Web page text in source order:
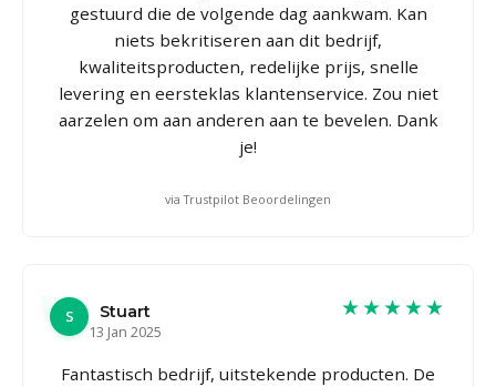
gestuurd die de volgende dag aankwam. Kan
niets bekritiseren aan dit bedrijf,
kwaliteitsproducten, redelijke prijs, snelle
levering en eersteklas klantenservice. Zou niet
aarzelen om aan anderen aan te bevelen. Dank
je!
via Trustpilot Beoordelingen
S
Stuart
13 Jan 2025
★★★★★
Fantastisch bedrijf, uitstekende producten. De